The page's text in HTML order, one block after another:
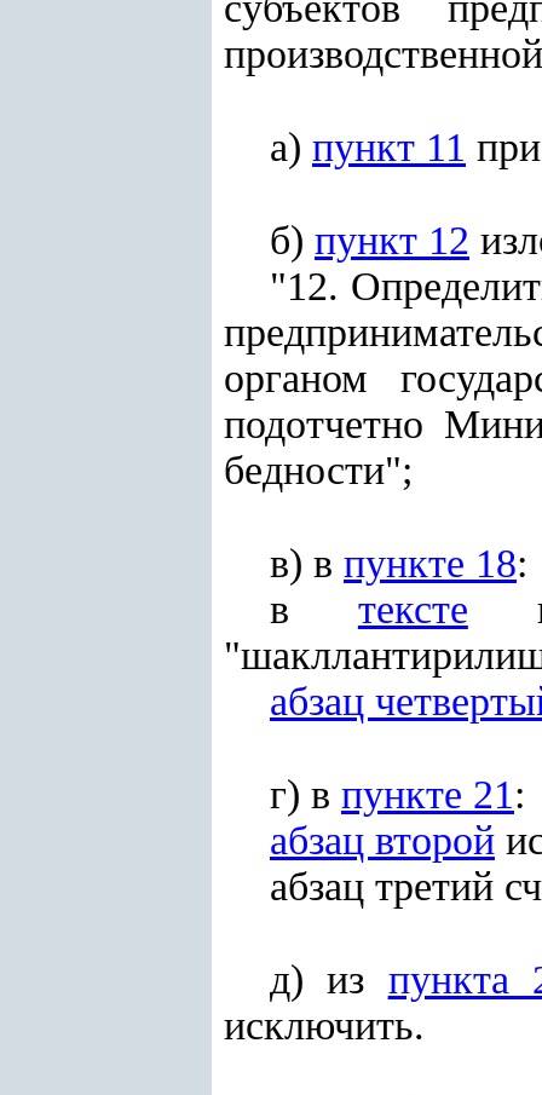
а) пункт 11
б) пункт 12
"12.
органом
подотчетно
бедности";
в) в пункте 18:
в тексте
абзац
г) в пункте 21:
абзац второй
абзац третий
д) из пункта
исключить.